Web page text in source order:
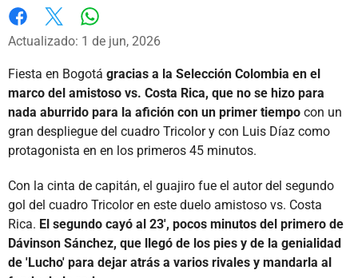
Facebook
X
Actualizado: 1 de jun, 2026
Fiesta en Bogotá gracias a la Selección Colombia en el
marco del amistoso vs. Costa Rica, que no se hizo para
nada aburrido para la afición con un primer tiempo con un
gran despliegue del cuadro Tricolor y con Luis Díaz como
protagonista en en los primeros 45 minutos.
Con la cinta de capitán, el guajiro fue el autor del segundo
gol del cuadro Tricolor en este duelo amistoso vs. Costa
Rica. El segundo cayó al 23', pocos minutos del primero de
Dávinson Sánchez, que llegó de los pies y de la genialidad
de 'Lucho' para dejar atrás a varios rivales y mandarla al